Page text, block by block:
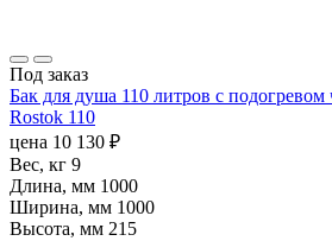
Под заказ
Бак для душа 110 литров с
Rostok 110
цена 10 130 ₽
Вес, кг 9
Длина, мм 1000
Ширина, мм 1000
Высота, мм 215